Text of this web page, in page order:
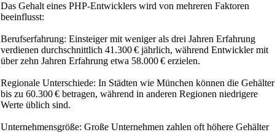
Das Gehalt eines PHP-Entwicklers wird von mehreren Faktoren
beeinflusst:
Berufserfahrung: Einsteiger mit weniger als drei Jahren Erfahrung
verdienen durchschnittlich 41.300 € jährlich, während Entwickler mit
über zehn Jahren Erfahrung etwa 58.000 € erzielen.
Regionale Unterschiede: In Städten wie München können die Gehälter
bis zu 60.300 € betragen, während in anderen Regionen niedrigere
Werte üblich sind.
Unternehmensgröße: Große Unternehmen zahlen oft höhere Gehälter